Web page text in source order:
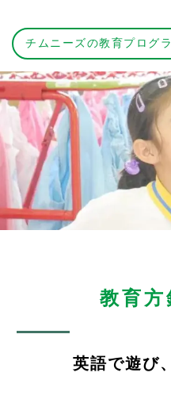
チムニーズの教育プログ
教育方
英語で遊び